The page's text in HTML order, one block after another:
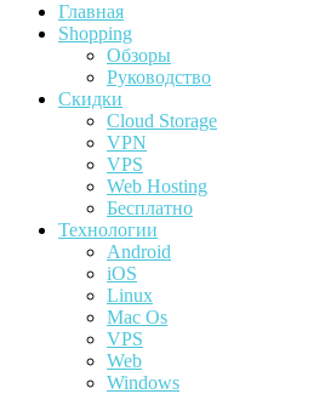
Главная
Shopping
Обзоры
Руководство
Скидки
Cloud Storage
VPN
VPS
Web Hosting
Бесплатно
Технологии
Android
iOS
Linux
Mac Os
VPS
Web
Windows